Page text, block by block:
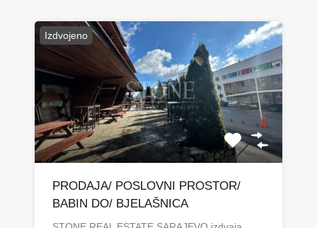
Izdvojeno
PRODAJA/ POSLOVNI PROSTOR/
BABIN DO/ BJELAŠNICA